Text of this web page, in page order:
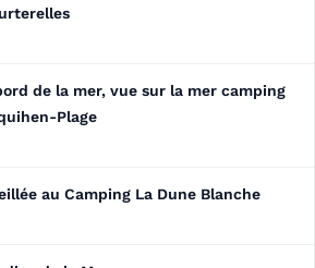
de la mer, vue sur la mer camping
Plage
au Camping La Dune Blanche